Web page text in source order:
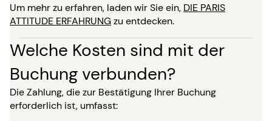
Um mehr zu erfahren, laden wir Sie ein, DIE PARIS
ATTITUDE ERFAHRUNGzu entdecken.
Welche Kosten sind mit der
Buchung verbunden?
Die Zahlung, die zur Bestätigung Ihrer Buchung
erforderlich ist, umfasst: